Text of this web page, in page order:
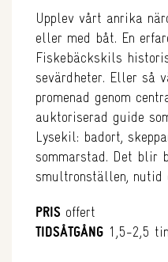
Upplev vårt anrika
eller med båt. En
Fiskebäckskils
sevärdheter. Eller så
promenad genom
auktoriserad guide
Lysekil: badort,
sommarstad. Det blir
smultronställen, nutid
PRIS offert
TIDSÅTGÅNG 1,5-2,5